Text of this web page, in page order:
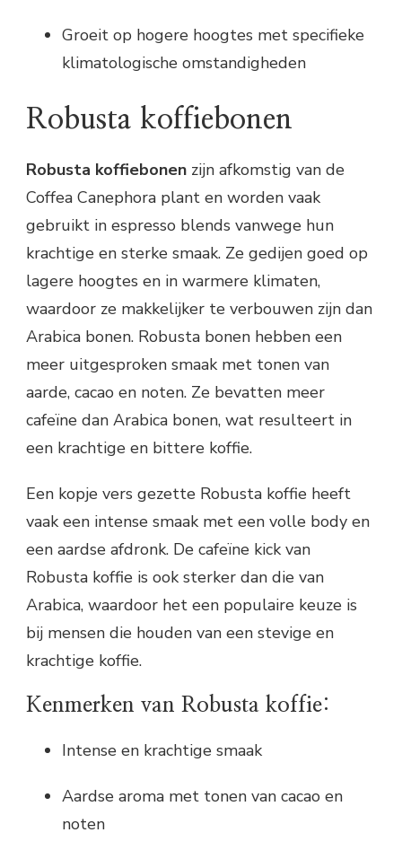
Groeit op hogere hoogtes met specifieke
klimatologische omstandigheden
Robusta koffiebonen
Robusta koffiebonen zijn afkomstig van de
Coffea Canephora plant en worden vaak
gebruikt in espresso blends vanwege hun
krachtige en sterke smaak. Ze gedijen goed op
lagere hoogtes en in warmere klimaten,
waardoor ze makkelijker te verbouwen zijn dan
Arabica bonen. Robusta bonen hebben een
meer uitgesproken smaak met tonen van
aarde, cacao en noten. Ze bevatten meer
cafeïne dan Arabica bonen, wat resulteert in
een krachtige en bittere koffie.
Een kopje vers gezette Robusta koffie heeft
vaak een intense smaak met een volle body en
een aardse afdronk. De cafeïne kick van
Robusta koffie is ook sterker dan die van
Arabica, waardoor het een populaire keuze is
bij mensen die houden van een stevige en
krachtige koffie.
Kenmerken van Robusta koffie:
Intense en krachtige smaak
Aardse aroma met tonen van cacao en
noten